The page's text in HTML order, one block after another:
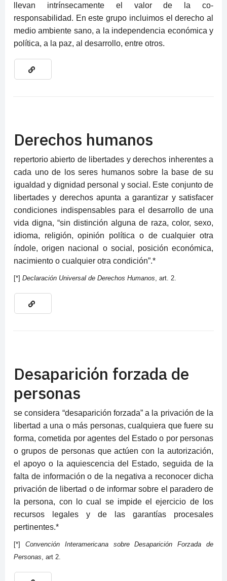
llevan intrínsecamente el valor de la co-
responsabilidad. En este grupo incluimos el derecho al
medio ambiente sano, a la independencia económica y
política, a la paz, al desarrollo, entre otros.
Derechos humanos
repertorio abierto de libertades y derechos inherentes a
cada uno de los seres humanos sobre la base de su
igualdad y dignidad personal y social. Este conjunto de
libertades y derechos apunta a garantizar y satisfacer
condiciones indispensables para el desarrollo de una
vida digna, “sin distinción alguna de raza, color, sexo,
idioma, religión, opinión política o de cualquier otra
índole, origen nacional o social, posición económica,
nacimiento o cualquier otra condición”.*
[*] Declaración Universal de Derechos Humanos, art. 2.
Desaparición forzada de
personas
se considera “desaparición forzada” a la privación de la
libertad a una o más personas, cualquiera que fuere su
forma, cometida por agentes del Estado o por personas
o grupos de personas que actúen con la autorización,
el apoyo o la aquiescencia del Estado, seguida de la
falta de información o de la negativa a reconocer dicha
privación de libertad o de informar sobre el paradero de
la persona, con lo cual se impide el ejercicio de los
recursos legales y de las garantías procesales
pertinentes.*
[*] Convención Interamericana sobre Desaparición Forzada de
Personas, art 2.